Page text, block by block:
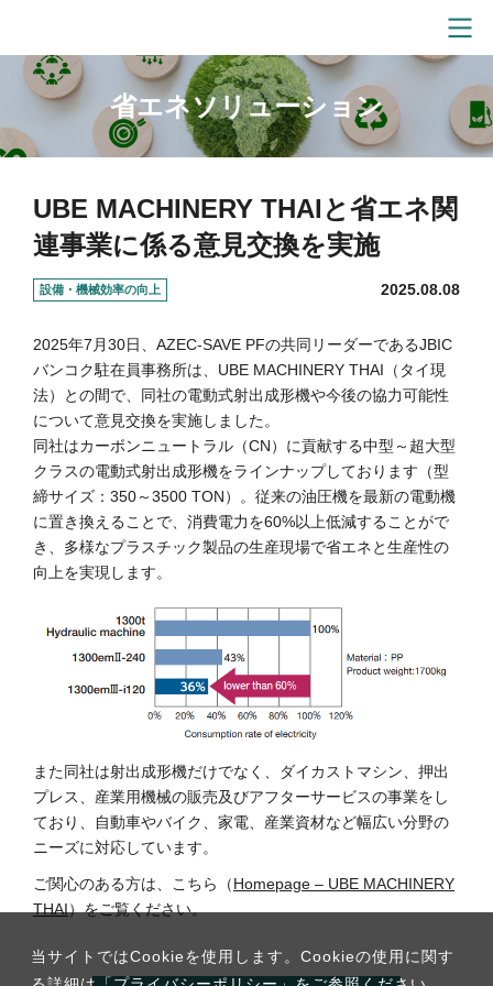
省エネソリューション
UBE MACHINERY THAIと省エネ関
連事業に係る意見交換を実施
設備・機械効率の向上 2025.08.08
2025年7月30日、AZEC-SAVE PFの共同リーダーであるJBIC
バンコク駐在員事務所は、UBE MACHINERY THAI（タイ現
法）との間で、同社の電動式射出成形機や今後の協力可能性
について意見交換を実施しました。
同社はカーボンニュートラル（CN）に貢献する中型～超大型
クラスの電動式射出成形機をラインナップしております（型
締サイズ：350～3500 TON）。従来の油圧機を最新の電動機
に置き換えることで、消費電力を60%以上低減することがで
き、多様なプラスチック製品の生産現場で省エネと生産性の
向上を実現します。
また同社は射出成形機だけでなく、ダイカストマシン、押出
プレス、産業用機械の販売及びアフターサービスの事業をし
ており、自動車やバイク、家電、産業資材など幅広い分野の
ニーズに対応しています。
ご関心のある方は、こちら（Homepage – UBE MACHINERY
THAI）をご覧ください。
当サイトではCookieを使用します。Cookieの使用に関す